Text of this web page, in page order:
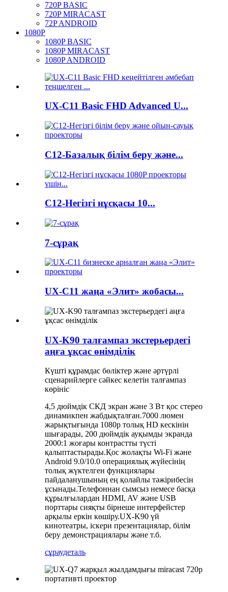
720P BASIC
720P MIRACAST
72P ANDROID
1080P
1080P BASIC
1080P MIRACAST
1080P ANDROID
UX-C11 Basic FHD Advanced U...
C12-Базалық білім беру және...
C12-Негізгі нұсқасы 10...
7-сұрақ
UX-C11 жаңа «Элит» жобасы...
UX-K90 талғампаз экстерьердегі
аңға ұқсас өнімділік
Күшті құрамдас бөліктер және әртүрлі
сценарийлерге сәйкес келетін талғампаз
көрініс
4,5 дюймдік СКД экран және 3 Вт қос стерео
динамикпен жабдықталған.7000 люмен
жарықтығында 1080p толық HD кескінін
шығарады, 200 дюймдік ауқымды экранда
2000:1 жоғары контрастты түсті
қалыптастырады.Қос жолақты Wi-Fi және
Android 9.0/10.0 операциялық жүйесінің
толық жүктелген функциялары
пайдаланушының ең қолайлы тәжірибесін
ұсынады.Телефоннан сымсыз немесе басқа
құрылғылардан HDMI, AV және USB
порттары сияқты бірнеше интерфейстер
арқылы еркін көшіру.UX-K90 үй
кинотеатры, іскери презентациялар, білім
беру демонстрациялары және т.б.
сұраудеталь